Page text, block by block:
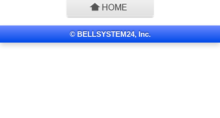
© BELLSYSTEM24, Inc.